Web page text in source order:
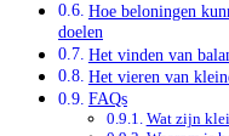
Hoe beloningen
doelen
Het vinden van
Het vieren van
FAQs
Wat zijn